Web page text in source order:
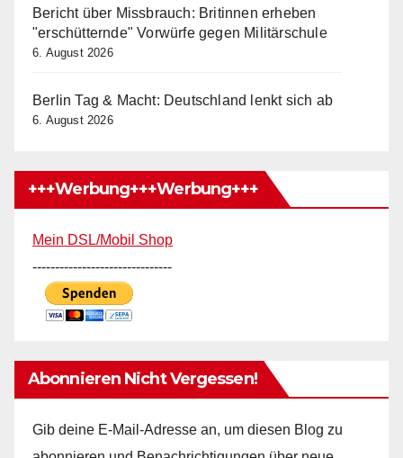
Bericht über Missbrauch: Britinnen erheben
"erschütternde" Vorwürfe gegen Militärschule
6. August 2026
Berlin Tag & Macht: Deutschland lenkt sich ab
6. August 2026
+++Werbung+++Werbung+++
Mein DSL/Mobil Shop
-------------------------------
Abonnieren Nicht Vergessen!
Gib deine E-Mail-Adresse an, um diesen Blog zu